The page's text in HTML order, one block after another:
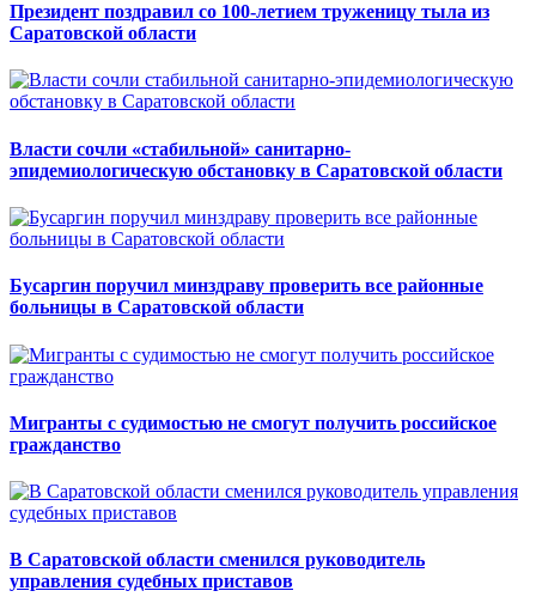
Президент поздравил со 100-летием труженицу тыла из
Саратовской области
Власти сочли «стабильной» санитарно-
эпидемиологическую обстановку в Саратовской области
Бусаргин поручил минздраву проверить все районные
больницы в Саратовской области
Мигранты с судимостью не смогут получить российское
гражданство
В Саратовской области сменился руководитель
управления судебных приставов